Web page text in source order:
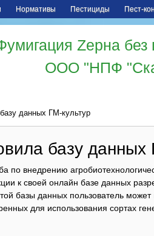
Нормативы Пестициды Пест-
Zерна
ООО "НПФ
данных ГМ-культур
базу данных
по внедрению
к своей онлайн базе данных
базы данных пользователь может
для использования сортах